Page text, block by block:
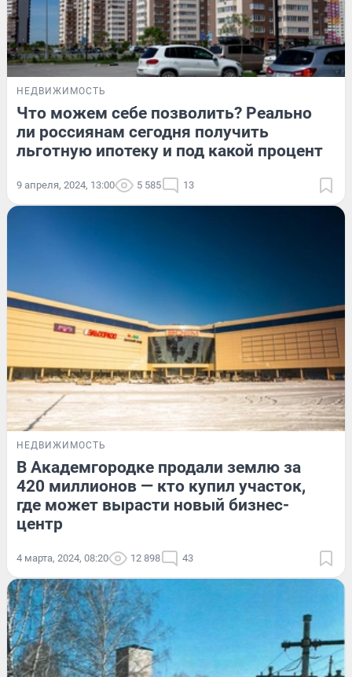
НЕДВИЖИМОСТЬ
Что можем себе позволить? Реально
ли россиянам сегодня получить
льготную ипотеку и под какой процент
9 апреля, 2024, 13:00 5 585 13
НЕДВИЖИМОСТЬ
В Академгородке продали землю за
420 миллионов — кто купил участок,
где может вырасти новый бизнес-
центр
4 марта, 2024, 08:20 12 898 43